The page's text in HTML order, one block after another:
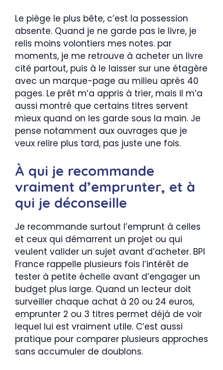
Le piège le plus bête, c’est la possession
absente. Quand je ne garde pas le livre, je
relis moins volontiers mes notes. par
moments, je me retrouve à acheter un livre
cité partout, puis à le laisser sur une étagère
avec un marque-page au milieu après 40
pages. Le prêt m’a appris à trier, mais il m’a
aussi montré que certains titres servent
mieux quand on les garde sous la main. Je
pense notamment aux ouvrages que je
veux relire plus tard, pas juste une fois.
À qui je recommande
vraiment d’emprunter, et à
qui je déconseille
Je recommande surtout l’emprunt à celles
et ceux qui démarrent un projet ou qui
veulent valider un sujet avant d’acheter. BPI
France rappelle plusieurs fois l’intérêt de
tester à petite échelle avant d’engager un
budget plus large. Quand un lecteur doit
surveiller chaque achat à 20 ou 24 euros,
emprunter 2 ou 3 titres permet déjà de voir
lequel lui est vraiment utile. C’est aussi
pratique pour comparer plusieurs approches
sans accumuler de doublons.